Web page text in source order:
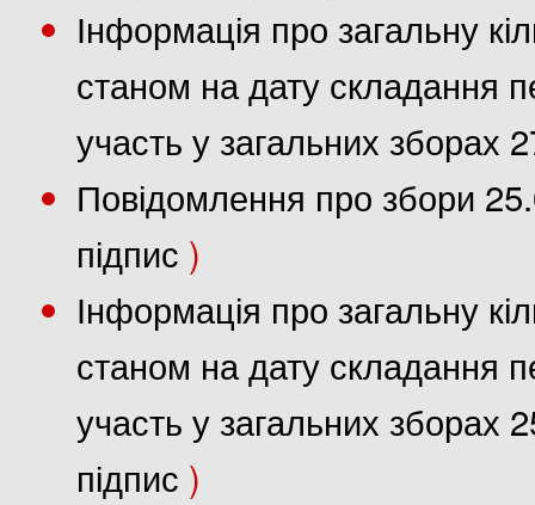
Інформація про загальну
станом на дату складання
участь у загальних
Повідомлення про збори
підпис )
Інформація про загальну
станом на дату складання
участь у загальних
підпис )